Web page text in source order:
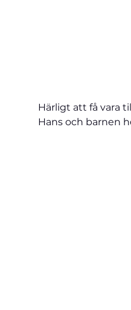
Härligt att få vara
Hans och barnen